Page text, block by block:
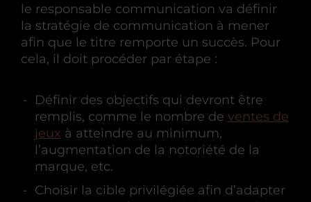
le responsable communication va définir
la stratégie de communication à mener
afin que le titre remporte un succès. Pour
cela, il doit procéder par étape :
Définir des objectifs qui devront être
remplis, comme le nombre de ventes de
jeux à atteindre au minimum,
l’augmentation de la notoriété de la
marque, etc.
Choisir la cible privilégiée afin d’adapter